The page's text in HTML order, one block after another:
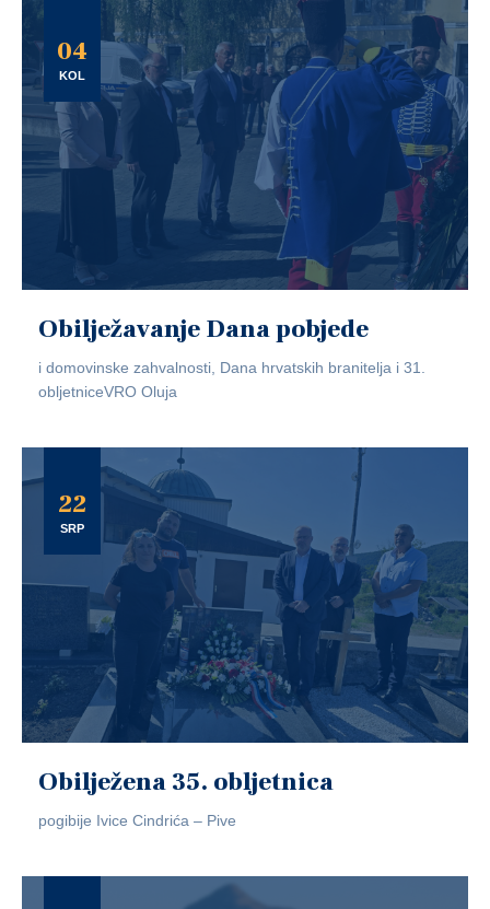
04
KOL
Obilježavanje Dana pobjede
i domovinske zahvalnosti, Dana hrvatskih branitelja i 31.
obljetniceVRO Oluja
22
SRP
Obilježena 35. obljetnica
pogibije Ivice Cindrića – Pive